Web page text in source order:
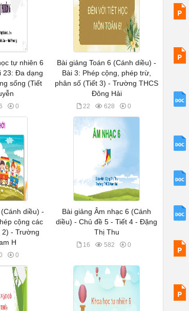
tự nhiên 6
23: Đa dạng
sống (Tiết
0
Bài giảng Toán 6 (Cánh diều) -
Bài 3: Phép cộng, phép trừ,
phân số (Tiết 3) - Trường THCS
Đông Hải
22 628 0
diều) -
cộng các
2) - Trường
H
0
Bài giảng Âm nhạc 6 (Cánh
diều) - Chủ đề 5 - Tiết 4 - Đặng
Thị Thu
16 582 0